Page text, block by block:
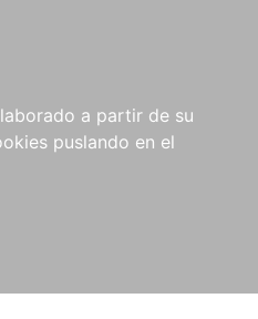
a partir de su
puslando en el